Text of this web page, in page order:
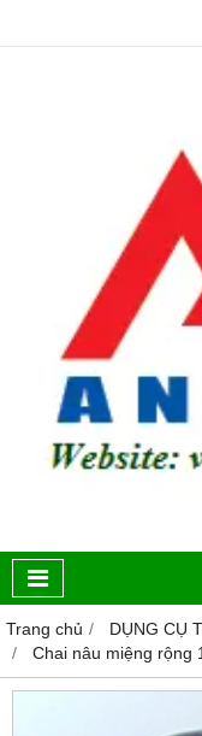
Trang chủ
DỤNG CỤ
Chai nâu miệng rộng